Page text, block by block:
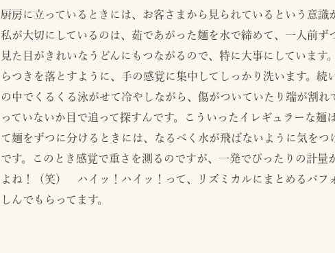
厨房に立っているときには、お客さまから見られているという意識
私が大切にしているのは、茹であがった麺を水で締めて、一人前ず
見た目がきれいなうどんにもつながるので、特に大事にしています
らつきを落とすように、手の感覚に集中してしっかり洗います。続
の中でくるくる泳がせて冷やしながら、傷がついていたり端が割れ
っていないか目で追って探すんです。こういったイレギュラーな麺
て麺をずつに分けるときには、なるべく水が飛ばないように気をつ
です。このとき感覚で重さを測るのですが、一発でぴったりの計量
よね！（笑） ハイッ！ハイッ！って、リズミカルにまとめるパフ
しんでもらってます。